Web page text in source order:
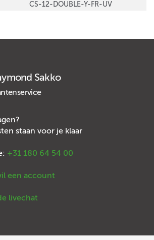
CS-12-DOUBLE-Y-FR-UV
Sakko
staan voor je klaar
+31 180 64 54 00
een account
livechat